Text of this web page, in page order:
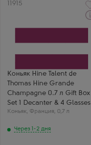
Артикул
11915
Коньяк Hine Talent de
Thomas Hine Grande
Champagne 0.7 л Gift Box
Set 1 Decanter & 4 Glasses
Коньяк, Франция, 0,7 л
Через 1-2 дня
Хайн Гранд Шампань в
Бренд
Hine
Регион
Гранд Шампань, Коньяк
Выдержка
50 лет